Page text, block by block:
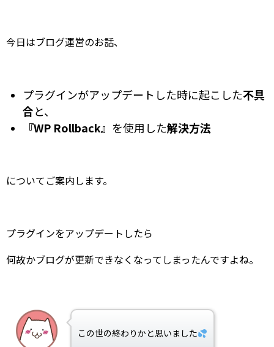
今日はブログ運営のお話、
プラグインがアップデートした時に起こした不具
合と、
『WP Rollback』 を使用した解決方法
についてご案内します。
プラグインをアップデートしたら
何故かブログが更新できなくなってしまったんですよね。
この世の終わりかと思いました